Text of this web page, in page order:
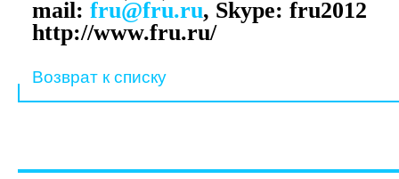
mail: fru@fru.ru, Skype: fru2012
http://www.fru.ru/
Возврат к списку